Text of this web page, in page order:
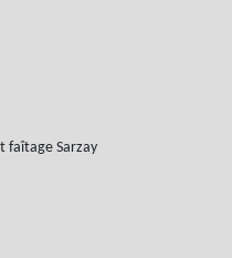
faîtage Sarzay